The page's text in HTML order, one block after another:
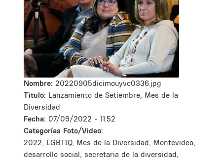
Nombre: 20220905dicimouyvc0336.jpg
Tìtulo: Lanzamiento de Setiembre, Mes de la
Diversidad
Fecha: 07/09/2022 - 11:52
Categorías Foto/Video:
2022, LGBTIQ, Mes de la Diversidad, Montevideo,
desarrollo social, secretaria de la diversidad,